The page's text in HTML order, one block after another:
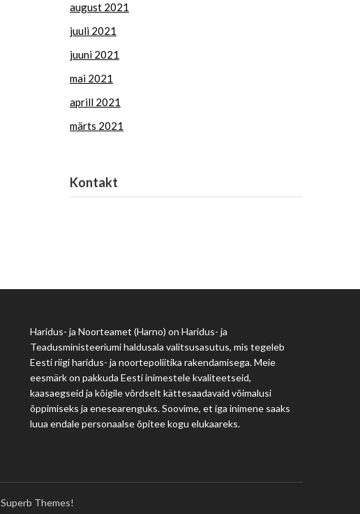
august 2021
juuli 2021
juuni 2021
mai 2021
aprill 2021
märts 2021
Kontakt
Haridus- ja Noorteamet (Harno) on Haridus- ja
Teadusministeeriumi haldusala valitsusasutus, mis tegeleb
Eesti riigi haridus- ja noortepoliitika rakendamisega. Meie
eesmärk on pakkuda Eesti inimestele kvaliteetseid,
kaasaegseid ja kõigile võrdselt kättesaadavaid võimalusi
õppimiseks ja enesearenguks. Soovime, et iga inimene saaks
luua endale personaalse õpitee kogu elukaareks.
Superb Themes!